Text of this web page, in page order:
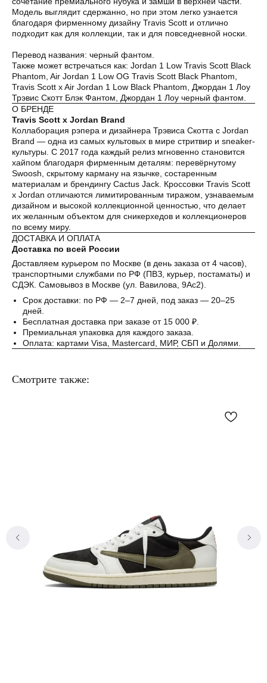
Модель выглядит сдержанно, но при этом легко узнается
благодаря фирменному дизайну Travis Scott и отлично
подходит как для коллекции, так и для повседневной носки.
Перевод названия: черный фантом.
Также может встречаться как: Jordan 1 Low Travis Scott Black
Phantom, Air Jordan 1 Low OG Travis Scott Black Phantom,
Travis Scott x Air Jordan 1 Low Black Phantom, Джордан 1 Лоу
Трэвис Скотт Блэк Фантом, Джордан 1 Лоу черный фантом.
О БРЕНДЕ
Travis Scott x Jordan Brand
Коллаборация рэпера и дизайнера Трэвиса Скотта с Jordan
Brand — одна из самых культовых в мире стритвир и sneaker-
культуры. С 2017 года каждый релиз мгновенно становится
хайпом благодаря фирменным деталям: перевёрнутому
Swoosh, скрытому карману на язычке, состаренным
материалам и брендингу Cactus Jack. Кроссовки Travis Scott
x Jordan отличаются лимитированным тиражом, узнаваемым
дизайном и высокой коллекционной ценностью, что делает
их желанным объектом для сникерхедов и коллекционеров
по всему миру.
ДОСТАВКА И ОПЛАТА
Доставка по всей России
Доставляем курьером по Москве (в день заказа от 4 часов),
транспортными службами по РФ (ПВЗ, курьер, постаматы) и
СДЭК. Самовывоз в Москве (ул. Вавилова, 9Ас2).
Срок доставки: по РФ — 2–7 дней, под заказ — 20–25
дней.
Бесплатная доставка при заказе от 15 000 ₽.
Премиальная упаковка для каждого заказа.
Оплата: картами Visa, Mastercard, МИР, СБП и Долями.
Смотрите также: